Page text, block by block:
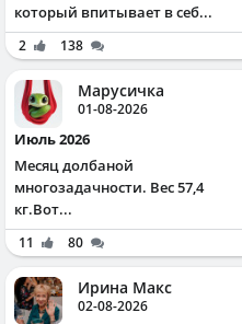
который впитывает в себ...
2 138
Марусичка
01-08-2026
Июль 2026
Месяц долбаной
многозадачности. Вес 57,4
кг.Вот...
11 80
Ирина Макс
02-08-2026